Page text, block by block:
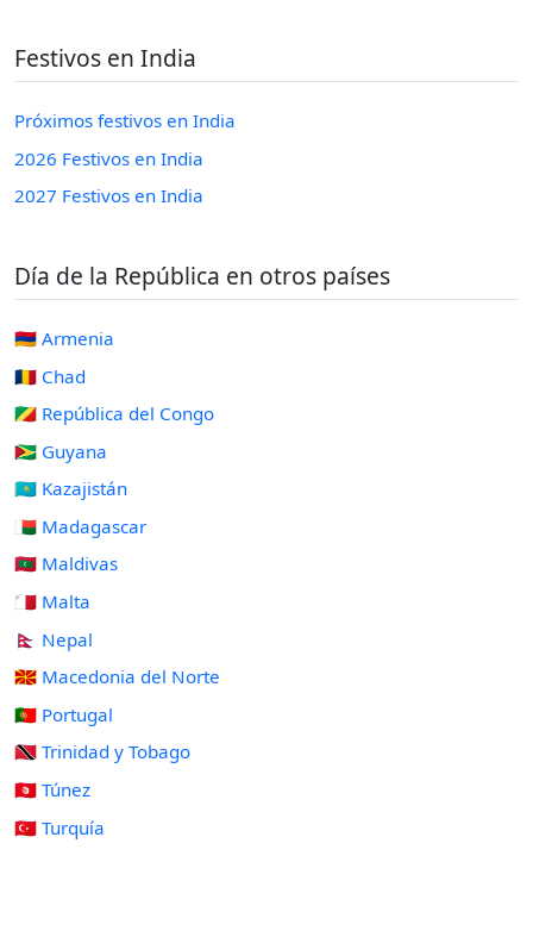
Festivos en India
Próximos festivos en India
2026 Festivos en India
2027 Festivos en India
Día de la República en otros países
🇦🇲 Armenia
🇹🇩 Chad
🇨🇬 República del Congo
🇬🇾 Guyana
🇰🇿 Kazajistán
🇲🇬 Madagascar
🇲🇻 Maldivas
🇲🇹 Malta
🇳🇵 Nepal
🇲🇰 Macedonia del Norte
🇵🇹 Portugal
🇹🇹 Trinidad y Tobago
🇹🇳 Túnez
🇹🇷 Turquía